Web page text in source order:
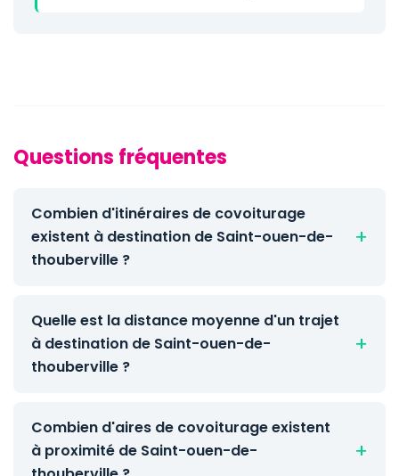
Questions fréquentes
Combien d'itinéraires de covoiturage
existent à destination de Saint-ouen-de-
thouberville ?
Quelle est la distance moyenne d'un trajet
à destination de Saint-ouen-de-
thouberville ?
Combien d'aires de covoiturage existent
à proximité de Saint-ouen-de-